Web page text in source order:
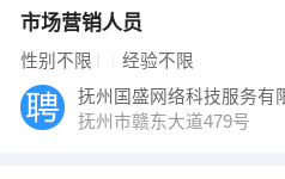
市场营销人员
性别不限 经验不限
抚州国盛网络科技服务有
抚州市赣东大道479号